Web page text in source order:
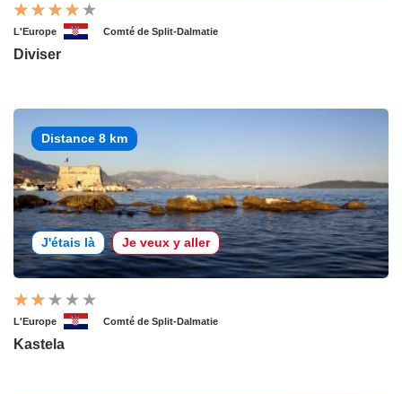
L'Europe Comté de Split-Dalmatie
Diviser
Distance 8 km
J'étais là Je veux y aller
L'Europe Comté de Split-Dalmatie
Kastela